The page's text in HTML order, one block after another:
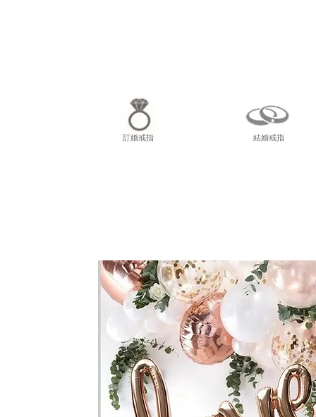
訂婚戒指 結婚戒指